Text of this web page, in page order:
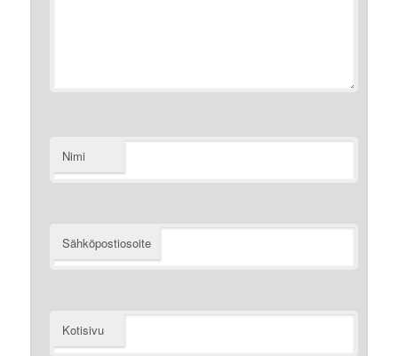
Nimi
Sähköpostiosoite
Kotisivu